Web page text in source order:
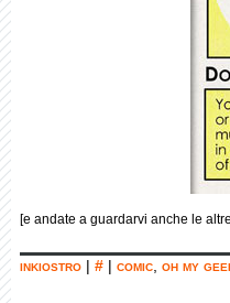
[e andate a guardarvi anche le
inkiostro | # | comic oh my